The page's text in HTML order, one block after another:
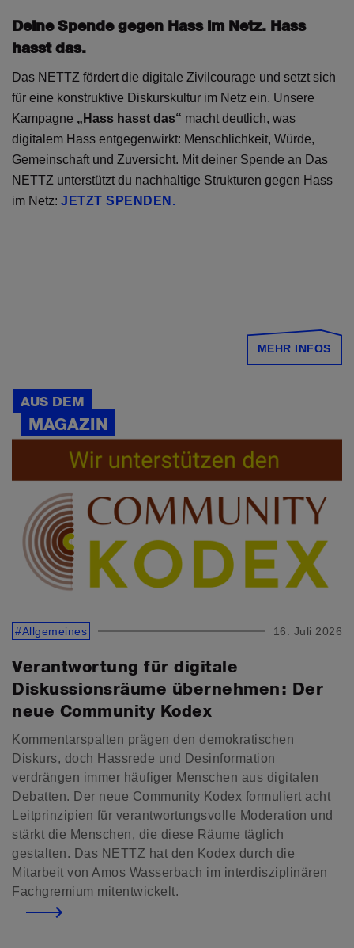
Deine Spende gegen Hass im Netz. Hass
hasst das.
Das NETTZ fördert die digitale Zivilcourage und setzt sich
für eine konstruktive Diskurskultur im Netz ein. Unsere
Kampagne „Hass hasst das“ macht deutlich, was
digitalem Hass entgegenwirkt: Menschlichkeit, Würde,
Gemeinschaft und Zuversicht. Mit deiner Spende an Das
NETTZ unterstützt du nachhaltige Strukturen gegen Hass
im Netz: JETZT SPENDEN.
MEHR INFOS
AUS DEM
MAGAZIN
#Allgemeines 16. Juli 2026
Verantwortung für digitale
Diskussionsräume übernehmen: Der
neue Community Kodex
Kommentarspalten prägen den demokratischen
Diskurs, doch Hassrede und Desinformation
verdrängen immer häufiger Menschen aus digitalen
Debatten. Der neue Community Kodex formuliert acht
Leitprinzipien für verantwortungsvolle Moderation und
stärkt die Menschen, die diese Räume täglich
gestalten. Das NETTZ hat den Kodex durch die
Mitarbeit von Amos Wasserbach im interdisziplinären
Fachgremium mitentwickelt.